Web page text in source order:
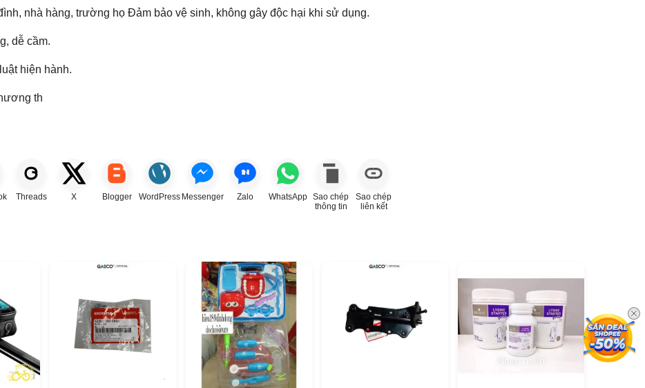
nhà hàng, trường họ Đảm bảo vệ sinh, không gây độc hại khi sử dụng.
dễ cầm.
hiện hành.
th
Threads X Blogger WordPress Messenger Zalo WhatsApp Sao chép
thông tin
Sao chép
liên kết